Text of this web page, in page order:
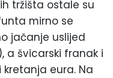
tržišta ostale su
mirno se
jačanje uslijed
a švicarski franak i
eura. Na